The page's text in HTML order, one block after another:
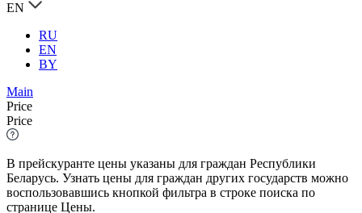
EN
RU
EN
BY
Main
Price
Price
В прейскуранте цены указаны для граждан Республики
Беларусь. Узнать цены для граждан других государств можно
воспользовавшись кнопкой фильтра в строке поиска по
странице Цены.